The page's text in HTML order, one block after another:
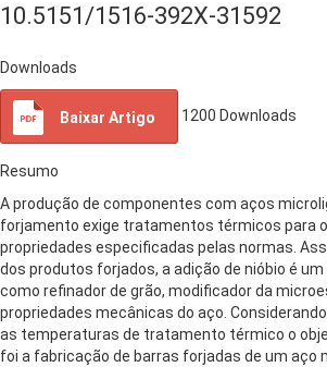
10.5151/1516-392X-31592
Downloads
Baixar Artigo 1200 Downloads
Resumo
A produção de componentes com aços
forjamento exige tratamentos térmicos para
propriedades especificadas pelas normas.
dos produtos forjados, a adição de nióbio é
como refinador de grão, modificador da
propriedades mecânicas do aço.
as temperaturas de tratamento térmico o
foi a fabricação de barras forjadas de um aço